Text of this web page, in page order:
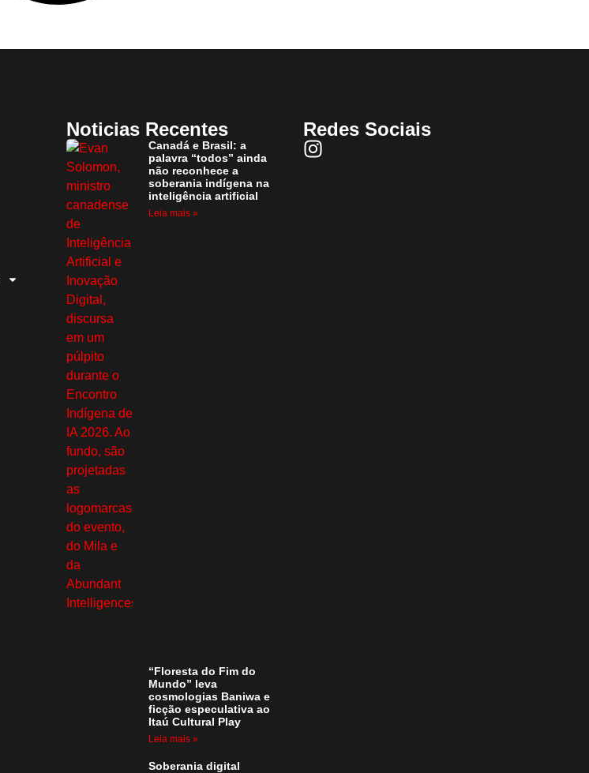
Noticias Recentes
Canadá e Brasil: a
palavra “todos” ainda
não reconhece a
soberania indígena na
inteligência artificial
Leia mais »
“Floresta do Fim do
Mundo” leva
cosmologias Baniwa e
ficção especulativa ao
Itaú Cultural Play
Leia mais »
Soberania digital
Redes Sociais